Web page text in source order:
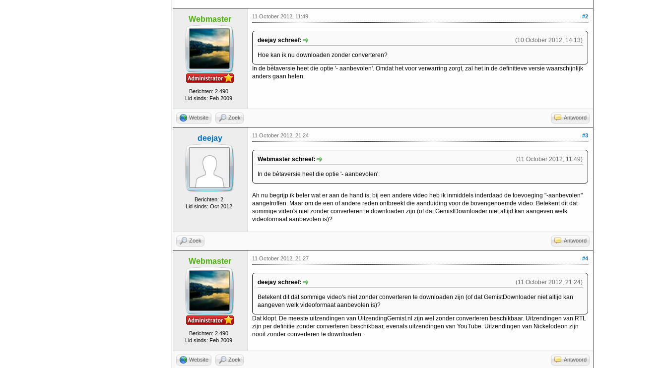
Webmaster
Berichten: 2.490
Lid sinds: Feb 2009
#2
11 October 2012, 11:49
(10 October 2012, 14:13)
deejay schreef:
Hoe kan ik nu downloaden zonder converteren?
In de bètaversie heet die optie '- aanbevolen'. Omdat het voor verwarring zorgt, zal het in de definitieve versie waarschijnlijk
anders gaan heten.
Website Zoek Antwoord
deejay
Berichten: 2
Lid sinds: Oct 2012
#3
11 October 2012, 21:24
(11 October 2012, 11:49)
Webmaster schreef:
In de bètaversie heet die optie '- aanbevolen'.
Ah nu begrijp ik beter wat er aan de hand is; bij een andere video heb ik inmiddels inderdaad de toevoeging "-aanbevolen"
aangetroffen. Maar om de een of andere reden ontbreekt die aanduiding voor de bovengenoemde video. Betekent dit dat
sommige video's niet zonder converteren te downloaden zijn (of dat GemistDownloader niet altijd kan aangeven welk
videoformaat aanbevolen is)?
Zoek Antwoord
Webmaster
Berichten: 2.490
Lid sinds: Feb 2009
#4
11 October 2012, 21:27
(11 October 2012, 21:24)
deejay schreef:
Betekent dit dat sommige video's niet zonder converteren te downloaden zijn (of dat GemistDownloader niet altijd kan
aangeven welk videoformaat aanbevolen is)?
Dat klopt. De meeste uitzendingen van UitzendingGemist.nl zijn wel zonder converteren beschikbaar. Uitzendingen van RTL
zijn per definitie zonder converteren beschikbaar, evenals uitzendingen van YouTube. Uitzendingen van Nickelodeon zijn
nooit zonder converteren te downloaden.
Website Zoek Antwoord